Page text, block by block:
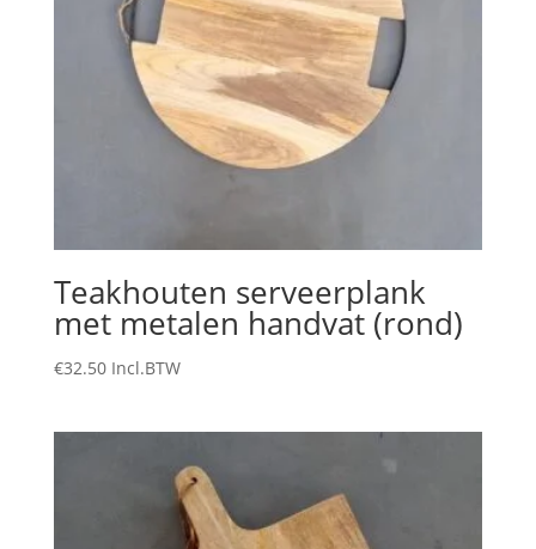
Teakhouten serveerplank
met metalen handvat (rond)
€32.50 Incl.BTW